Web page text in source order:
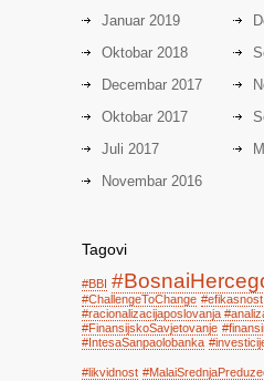
Januar 2019
Oktobar 2018
Decembar 2017
Oktobar 2017
Juli 2017
Novembar 2016
Tagovi
#BBI
#ChallengeToChange #efikasnost
#racionalizacijaposlovanja
#FinansijskoSavjetovanje
#IntesaSanpaolobanka
#likvidnost